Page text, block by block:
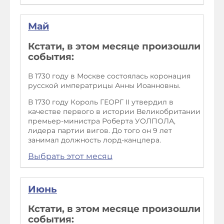
Май
Кстати, в этом месяце произошли
события:
В 1730 году в Москве состоялась коронация
русской императрицы Анны Иоанновны.
В 1730 году Король ГЕОРГ II утвердил в
качестве первого в истории Великобритании
премьер-министра Роберта УОЛПОЛА,
лидера партии вигов. До того он 9 лет
занимал должность лорд-канцлера.
Выбрать этот месяц
Июнь
Кстати, в этом месяце произошли
события: